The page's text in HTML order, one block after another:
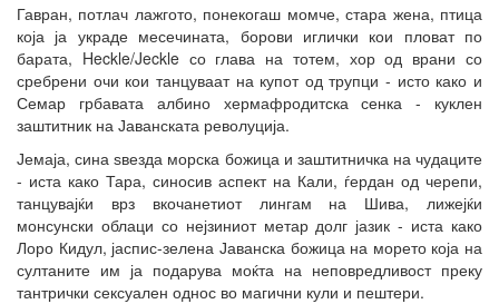
Гавран, потлач лажгото, понекогаш момче, стара жена, птица
која ја украде месечината, борови иглички кои пловат по
барата, Heckle/Jeckle со глава на тотем, хор од врани со
сребрени очи кои танцуваат на купот од трупци - исто како и
Семар грбавата албино хермафродитска сенка - куклен
заштитник на Јаванската револуција.
Јемаја, сина ѕвезда морска божица и заштитничка на чудаците
- иста како Тара, синосив аспект на Кали, ѓердан од черепи,
танцувајќи врз вкочанетиот лингам на Шива, лижејќи
монсунски облаци со нејзиниот метар долг јазик - иста како
Лоро Кидул, јаспис-зелена Јаванска божица на морето која на
султаните им ја подарува моќта на неповредливост преку
тантрички сексуален однос во магични кули и пештери.